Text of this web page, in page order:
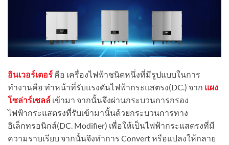
อินเวอร์เตอร์ คือ เครื่องไฟฟ้าชนิดหนึ่งที่มีรูปแบบในการ
ทำงานคือ ทำหน้าที่รับแรงดันไฟฟ้ากระแสตรง(DC.) จาก แผง
โซล่าร์เซลล์ เข้ามา จากนั้นจึงผ่านกระบวนการกรอง
ไฟฟ้ากระแสตรงที่รับเข้ามานั้นด้วยกระบวนการทาง
อิเล็กทรอนิกส์(DC. Modifier) เพื่อให้เป็นไฟฟ้ากระแสตรงที่มี
ความราบเรียบ จากนั้นจึงทำการ Convert หรือแปลงให้กลาย